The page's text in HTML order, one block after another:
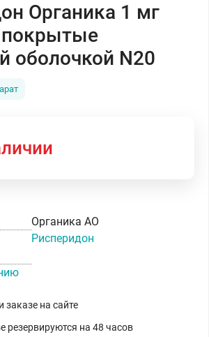
Органика 1 мг
покрытые
оболочкой N20
Органика АО
Рисперидон
заказе на сайте
резервируются на 48 часов